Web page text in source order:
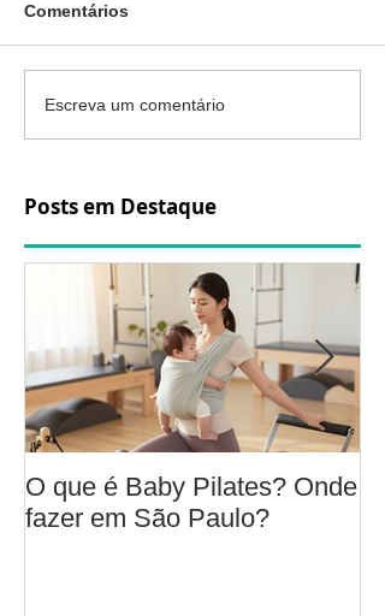
Comentários
Escreva um comentário
Posts em Destaque
O que é Baby Pilates? Onde
fazer em São Paulo?